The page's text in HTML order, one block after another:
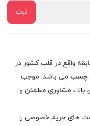
واقع در قلب کشور در
چسب می باشد. موجب
بالا ، مشاوری مطمئن و
های حریم خصوصی را